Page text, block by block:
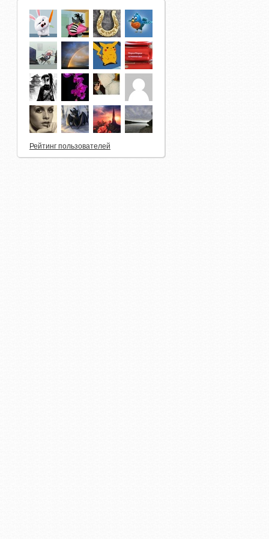
Рейтинг пользователей